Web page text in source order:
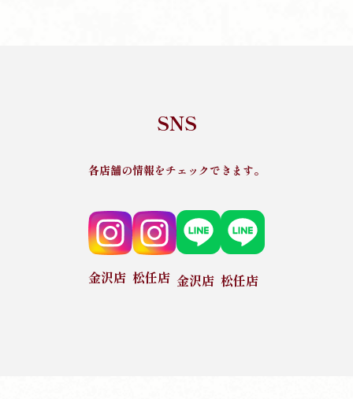
SNS
各店舗の情報をチェックできます。
金沢店 松任店 金沢店 松任店